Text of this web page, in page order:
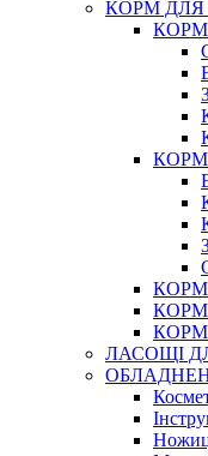
КОРМ ДЛЯ
КОРМ
КОРМ
ЛАСОЩІ